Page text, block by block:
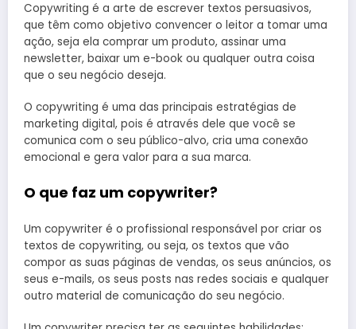
Copywriting é a arte de escrever textos persuasivos,
que têm como objetivo convencer o leitor a tomar uma
ação, seja ela comprar um produto, assinar uma
newsletter, baixar um e-book ou qualquer outra coisa
que o seu negócio deseja.
O copywriting é uma das principais estratégias de
marketing digital, pois é através dele que você se
comunica com o seu público-alvo, cria uma conexão
emocional e gera valor para a sua marca.
O que faz um copywriter?
Um copywriter é o profissional responsável por criar os
textos de copywriting, ou seja, os textos que vão
compor as suas páginas de vendas, os seus anúncios, os
seus e-mails, os seus posts nas redes sociais e qualquer
outro material de comunicação do seu negócio.